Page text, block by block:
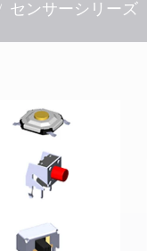
センサーシリーズ